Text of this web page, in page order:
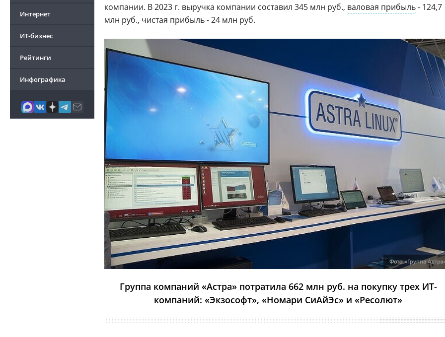
Интернет
ИТ-бизнес
Рейтинги
Инфографика
компании. В 2023 г. выручка компании составил 345 млн руб., валовая прибыль- 124,7
млн руб., чистая прибыль - 24 млн руб.
Фото:«Группа
Группа компаний «Астра» потратила 662 млн руб. на покупку трех ИТ-
компаний: «Экзософт», «Номари СиАйЭс» и «Ресолют»